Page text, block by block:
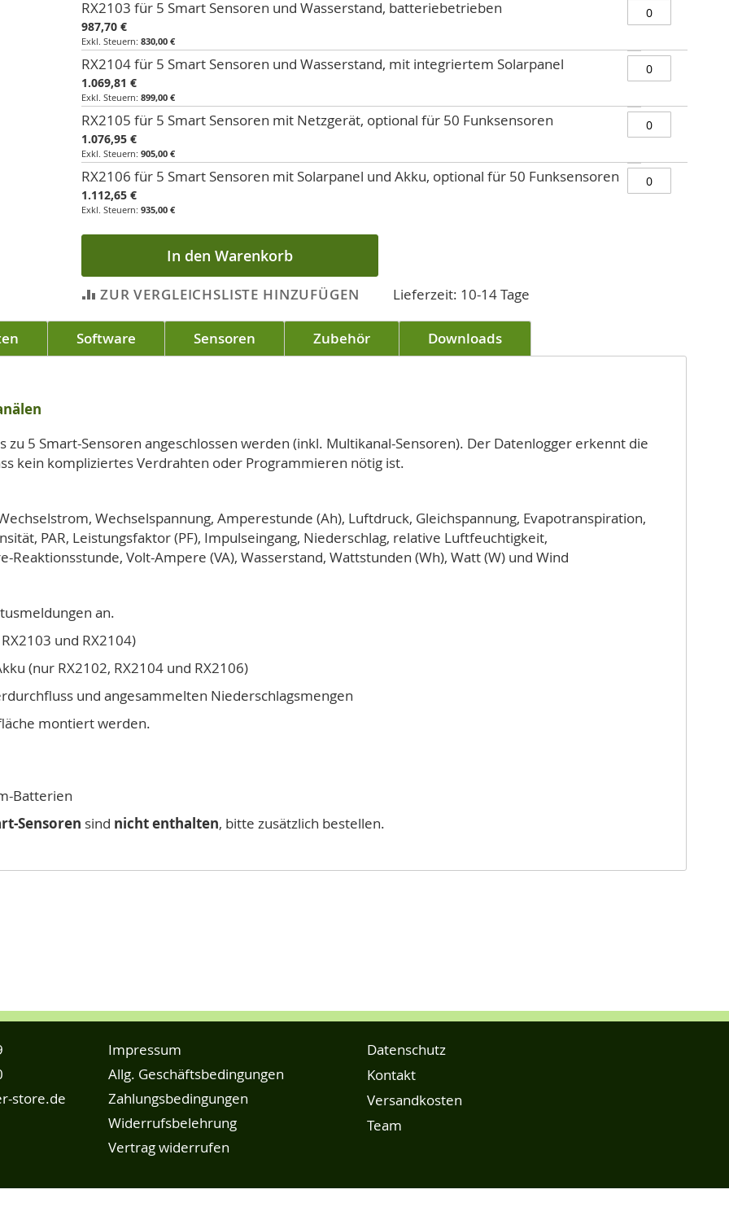
RX2103 für 5 Smart Sensoren und Wasserstand, batteriebetrieben
987,70 €
830,00 €
RX2104 für 5 Smart Sensoren und Wasserstand, mit integriertem Solarpanel
1.069,81 €
899,00 €
RX2105 für 5 Smart Sensoren mit Netzgerät, optional für 50 Funksensoren
1.076,95 €
905,00 €
RX2106 für 5 Smart Sensoren mit Solarpanel und Akku, optional für 50 Funksensoren
1.112,65 €
935,00 €
In den Warenkorb
ZUR VERGLEICHSLISTE HINZUFÜGEN Lieferzeit: 10-14 Tage
Software Sensoren Zubehör Downloads
zu 5 Smart-Sensoren angeschlossen werden (inkl. Multikanal-Sensoren). Der Datenlogger erkennt die
kein kompliziertes Verdrahten oder Programmieren nötig ist.
Wechselspannung, Amperestunde (Ah), Luftdruck, Gleichspannung, Evapotranspiration,
PAR, Leistungsfaktor (PF), Impulseingang, Niederschlag, relative Luftfeuchtigkeit,
Volt-Ampere (VA), Wasserstand, Wattstunden (Wh), Watt (W) und Wind
an.
und RX2104)
(nur RX2102, RX2104 und RX2106)
und angesammelten Niederschlagsmengen
montiert werden.
Batterien
Sensoren sind nicht enthalten, bitte zusätzlich bestellen.
store.de
Impressum
Allg. Geschäftsbedingungen
Zahlungsbedingungen
Widerrufsbelehrung
Vertrag widerrufen
Datenschutz
Kontakt
Versandkosten
Team